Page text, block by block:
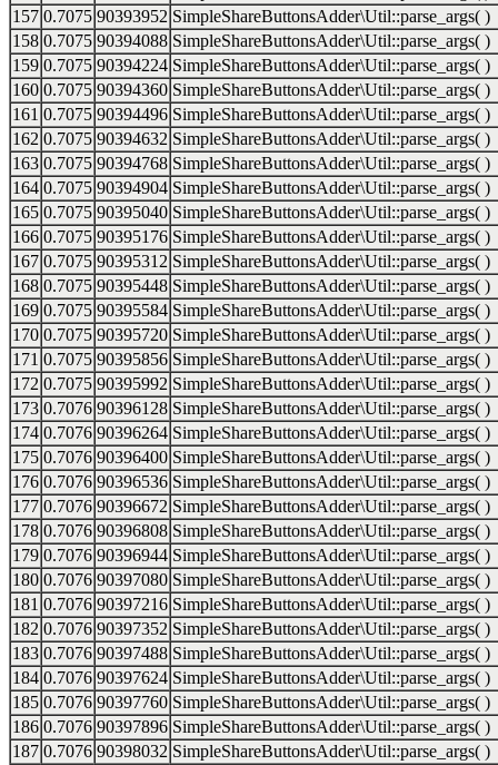
157 0.7075 90393952 SimpleShareButtonsAdder\Util::parse_args( )
158 0.7075 90394088 SimpleShareButtonsAdder\Util::parse_args( )
159 0.7075 90394224 SimpleShareButtonsAdder\Util::parse_args( )
160 0.7075 90394360 SimpleShareButtonsAdder\Util::parse_args( )
161 0.7075 90394496 SimpleShareButtonsAdder\Util::parse_args( )
162 0.7075 90394632 SimpleShareButtonsAdder\Util::parse_args( )
163 0.7075 90394768 SimpleShareButtonsAdder\Util::parse_args( )
164 0.7075 90394904 SimpleShareButtonsAdder\Util::parse_args( )
165 0.7075 90395040 SimpleShareButtonsAdder\Util::parse_args( )
166 0.7075 90395176 SimpleShareButtonsAdder\Util::parse_args( )
167 0.7075 90395312 SimpleShareButtonsAdder\Util::parse_args( )
168 0.7075 90395448 SimpleShareButtonsAdder\Util::parse_args( )
169 0.7075 90395584 SimpleShareButtonsAdder\Util::parse_args( )
170 0.7075 90395720 SimpleShareButtonsAdder\Util::parse_args( )
171 0.7075 90395856 SimpleShareButtonsAdder\Util::parse_args( )
172 0.7075 90395992 SimpleShareButtonsAdder\Util::parse_args( )
173 0.7076 90396128 SimpleShareButtonsAdder\Util::parse_args( )
174 0.7076 90396264 SimpleShareButtonsAdder\Util::parse_args( )
175 0.7076 90396400 SimpleShareButtonsAdder\Util::parse_args( )
176 0.7076 90396536 SimpleShareButtonsAdder\Util::parse_args( )
177 0.7076 90396672 SimpleShareButtonsAdder\Util::parse_args( )
178 0.7076 90396808 SimpleShareButtonsAdder\Util::parse_args( )
179 0.7076 90396944 SimpleShareButtonsAdder\Util::parse_args( )
180 0.7076 90397080 SimpleShareButtonsAdder\Util::parse_args( )
181 0.7076 90397216 SimpleShareButtonsAdder\Util::parse_args( )
182 0.7076 90397352 SimpleShareButtonsAdder\Util::parse_args( )
183 0.7076 90397488 SimpleShareButtonsAdder\Util::parse_args( )
184 0.7076 90397624 SimpleShareButtonsAdder\Util::parse_args( )
185 0.7076 90397760 SimpleShareButtonsAdder\Util::parse_args( )
186 0.7076 90397896 SimpleShareButtonsAdder\Util::parse_args( )
187 0.7076 90398032 SimpleShareButtonsAdder\Util::parse_args( )